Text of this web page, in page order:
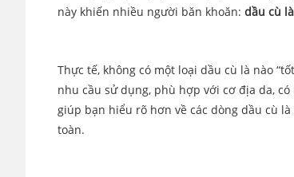
này khiến nhiều người băn khoăn: dầu cù
Thực tế, không có một loại dầu cù là nào
nhu cầu sử dụng, phù hợp với cơ địa da,
giúp bạn hiểu rõ hơn về các dòng dầu cù
toàn.